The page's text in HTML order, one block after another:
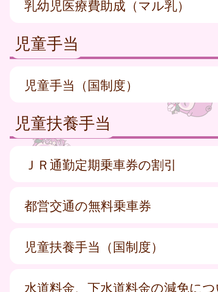
乳幼児医療費助成（マル乳）
児童手当
児童手当（国制度）
児童扶養手当
ＪＲ通勤定期乗車券の割引
都営交通の無料乗車券
児童扶養手当（国制度）
水道料金、下水道料金の減免に